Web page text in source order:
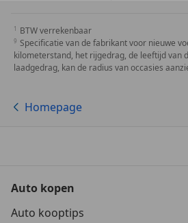
BTW verrekenbaar
Specificatie van de fabrikant voor nieuwe
kilometerstand, het rijgedrag, de leeftijd van
laadgedrag, kan de radius van occasies
Homepage
Auto kopen
Auto kooptips